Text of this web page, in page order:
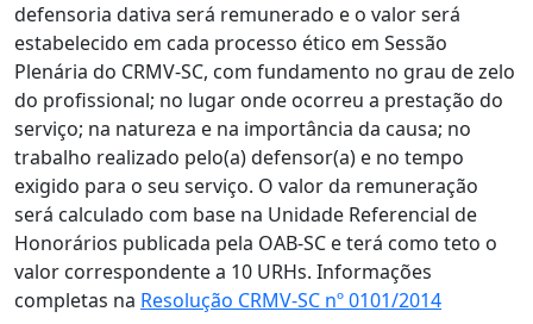
defensoria dativa será remunerado e o valor será
estabelecido em cada processo ético em Sessão
Plenária do CRMV-SC, com fundamento no grau de zelo
do profissional; no lugar onde ocorreu a prestação do
serviço; na natureza e na importância da causa; no
trabalho realizado pelo(a) defensor(a) e no tempo
exigido para o seu serviço. O valor da remuneração
será calculado com base na Unidade Referencial de
Honorários publicada pela OAB-SC e terá como teto o
valor correspondente a 10 URHs. Informações
completas na Resolução CRMV-SC nº 0101/2014